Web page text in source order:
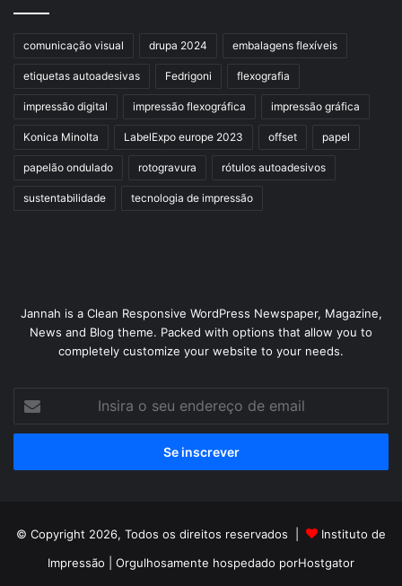
comunicação visual drupa 2024 embalagens flexíveis
etiquetas autoadesivas Fedrigoni flexografia
impressão digital impressão flexográfica impressão gráfica
Konica Minolta LabelExpo europe 2023 offset papel
papelão ondulado rotogravura rótulos autoadesivos
sustentabilidade tecnologia de impressão
Jannah is a Clean Responsive WordPress Newspaper, Magazine,
News and Blog theme. Packed with options that allow you to
completely customize your website to your needs.
seu
de
© Copyright 2026, Todos os direitos reservados |
Instituto de
Impressão | Orgulhosamente hospedado porHostgator